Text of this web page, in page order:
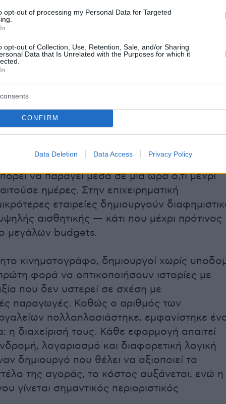
opt-out of processing my Personal Data for Targeted
opt-out of Collection, Use, Retention, Sale, and/or Sharing
Data that Is Unrelated with the Purposes for which it
CONFIRM
Data Deletion Data Access Privacy Policy
εύρος δημιουργικών αναγκών που μέχρι
ολόκληρο production pipeline.
ψηλά πάνω από μια βροχερή πόλη τη
θα απαιτούσε εβδομάδες
εξοπλισμό και συνεργείο — σήμερα μπορεί
μέσα σε λίγα λεπτά. Το αποτέλεσμα;
ή σκηνές κινηματογραφικών παραγωγών.
ήδη ορατή σε τρία βασικά πεδία. Στα social
παραγωγής κινηματογραφικού
έχει γίνει ανταγωνιστικό πλεονέκτημα. Ένας
να παράγει μέσα σε μία ώρα ό,τι μέχρι
ημέρες. Στην επιχειρηματική
εταιρείες δημιουργούν
αισθητικής — κάτι που μέχρι πρότινος
μεγάλων budgets.
κινηματογράφο, δημιουργοί χωρίς
φορά να οπτικοποιήσουν ιστορίες με
που δεν υστερεί σε σχέση με
παραγωγές. Καθώς ο αριθμός των
πολλαπλασιάστηκε, εμφανίστηκε
η διαχείρισή τους. Κάθε εφαρμογή απαιτεί
λογαριασμό και διαφορετική λογική
δημιουργό που θέλει να αξιοποιεί τα
της αγοράς, το κόστος αυξάνεται, ενώ η
γίνεται σημαντικός περιοριστικός